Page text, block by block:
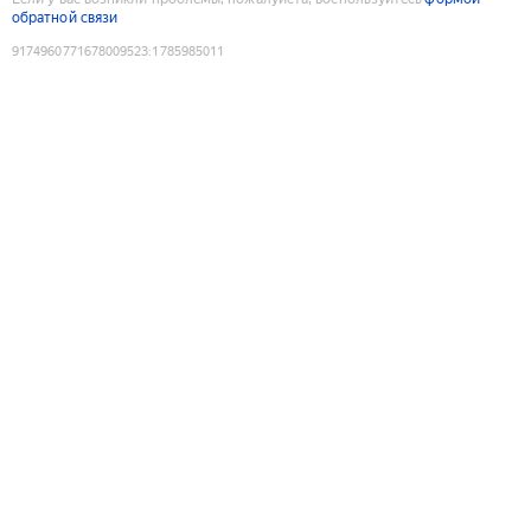
обратной связи
9174960771678009523:1785985011